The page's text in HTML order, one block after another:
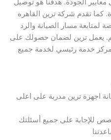
معايير الجودة. هدفنا هو توصيل
كما تقدم شركة ترين القاهره
مسار الصيانة والرد
يعمل ترين لضمان حصولك على
خدمة رئيسي لخدمة جميع
اجهزة ترين مدربة على اعلى
للإجابة على جميع أسئلتك